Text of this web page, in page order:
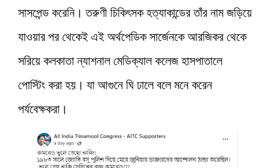
সাসপেন্ড করেনি। তরুণী চিকিৎসক হত্যাকান্ডের তাঁর নাম জড়িয়ে
যাওয়ার পর থেকেই এই অর্থপেডিক সার্জেনকে আরজিকর থেকে
সরিয়ে কলকাতা ন্যাশনাল মেডিক্যাল কলেজ হাসপাতালে
পোস্টিং করা হয়। যা আগুনে ঘি ঢালে বলে মনে করেন
পর্যবেক্ষকরা।